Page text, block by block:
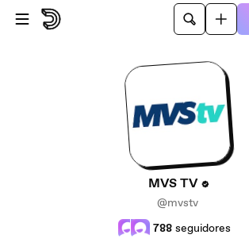
Saltar al contenido principal
MVS TV
@mvstv
788 seguidores